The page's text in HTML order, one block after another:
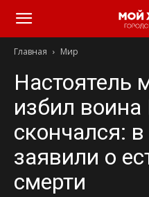
Главная Мир
Настоятель
избил воина
скончался:
заявили о
смерти